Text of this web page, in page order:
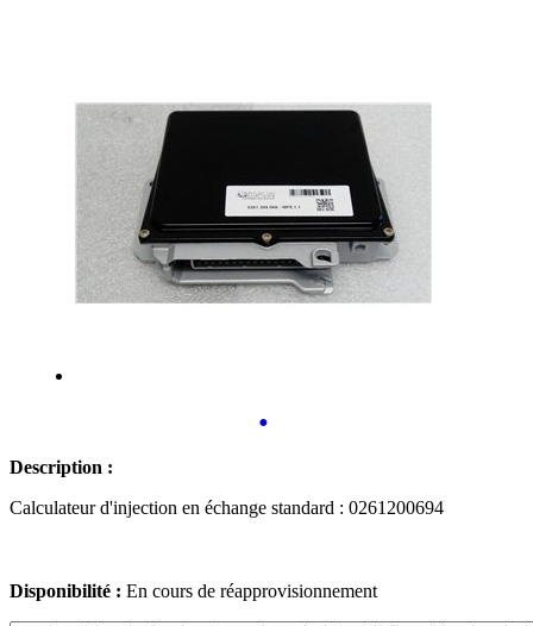
•
Description :
Calculateur d'injection en échange standard : 0261200694
Disponibilité : En cours de réapprovisionnement